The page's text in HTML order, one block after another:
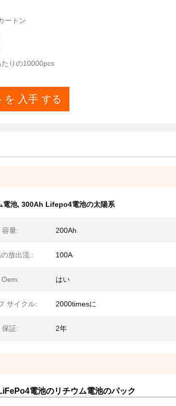
ートン
りの10000pcs
を 入手 する
電池, 300Ah Lifepo4電池の太陽系
容量: 200Ah
放出流:: 100A
Oem: はい
サイクル: 2000timesに
保証: 2年
電池のリチウム電池のパック